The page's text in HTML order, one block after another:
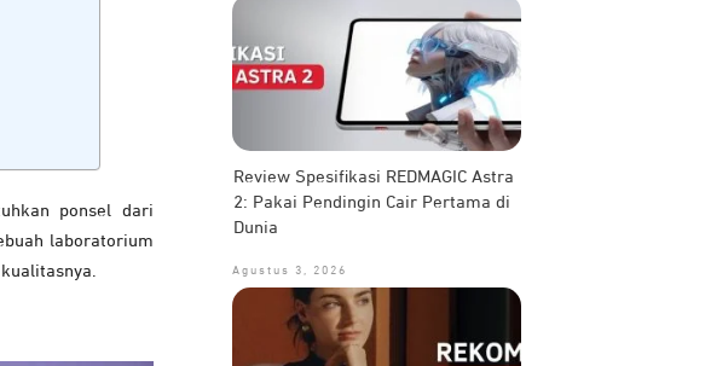
ponsel dari
laboratorium
Review Spesifikasi REDMAGIC Astra
2: Pakai Pendingin Cair Pertama di
Dunia
Agustus 3, 2026